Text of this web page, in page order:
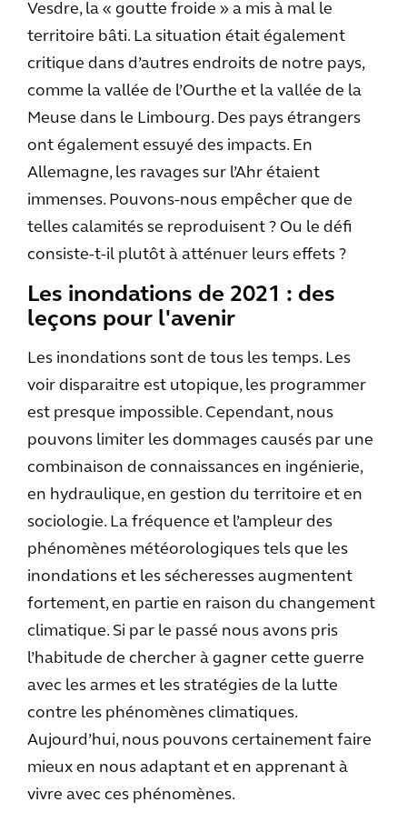
Vesdre, la « goutte froide » a mis à mal le
territoire bâti. La situation était également
critique dans d’autres endroits de notre pays,
comme la vallée de l’Ourthe et la vallée de la
Meuse dans le Limbourg. Des pays étrangers
ont également essuyé des impacts. En
Allemagne, les ravages sur l’Ahr étaient
immenses. Pouvons-nous empêcher que de
telles calamités se reproduisent ? Ou le défi
consiste-t-il plutôt à atténuer leurs effets ?
Les inondations de 2021 : des
leçons pour l'avenir
Les inondations sont de tous les temps. Les
voir disparaitre est utopique, les programmer
est presque impossible. Cependant, nous
pouvons limiter les dommages causés par une
combinaison de connaissances en ingénierie,
en hydraulique, en gestion du territoire et en
sociologie. La fréquence et l’ampleur des
phénomènes météorologiques tels que les
inondations et les sécheresses augmentent
fortement, en partie en raison du changement
climatique. Si par le passé nous avons pris
l’habitude de chercher à gagner cette guerre
avec les armes et les stratégies de la lutte
contre les phénomènes climatiques.
Aujourd’hui, nous pouvons certainement faire
mieux en nous adaptant et en apprenant à
vivre avec ces phénomènes.